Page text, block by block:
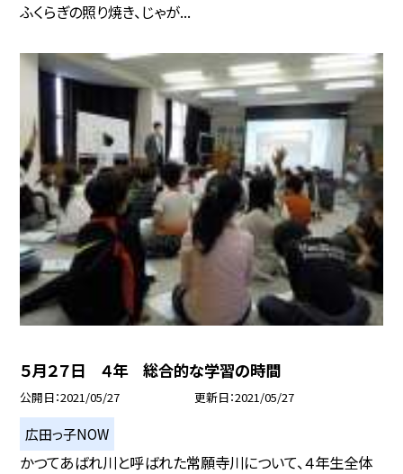
ふくらぎの照り焼き、じゃが...
５月２７日 ４年 総合的な学習の時間
公開日 2021/05/27 更新日 2021/05/27
広田っ子NOW
かつてあばれ川と呼ばれた常願寺川について、４年生全体